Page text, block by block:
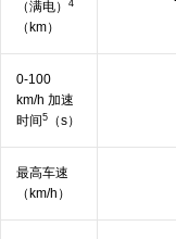
（满电） 4
（km）
0-100
km/h 加速
时间5 （s）
最高车速
（km/h）